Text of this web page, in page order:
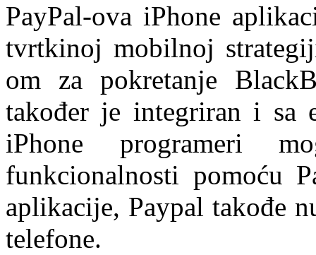
PayPal-ova iPhone
tvrtkinoj mobilnoj
om za pokretanje
također je integriran i sa
iPhone programeri
funkcionalnosti pomoću
aplikacije, Paypal takođe
telefone.